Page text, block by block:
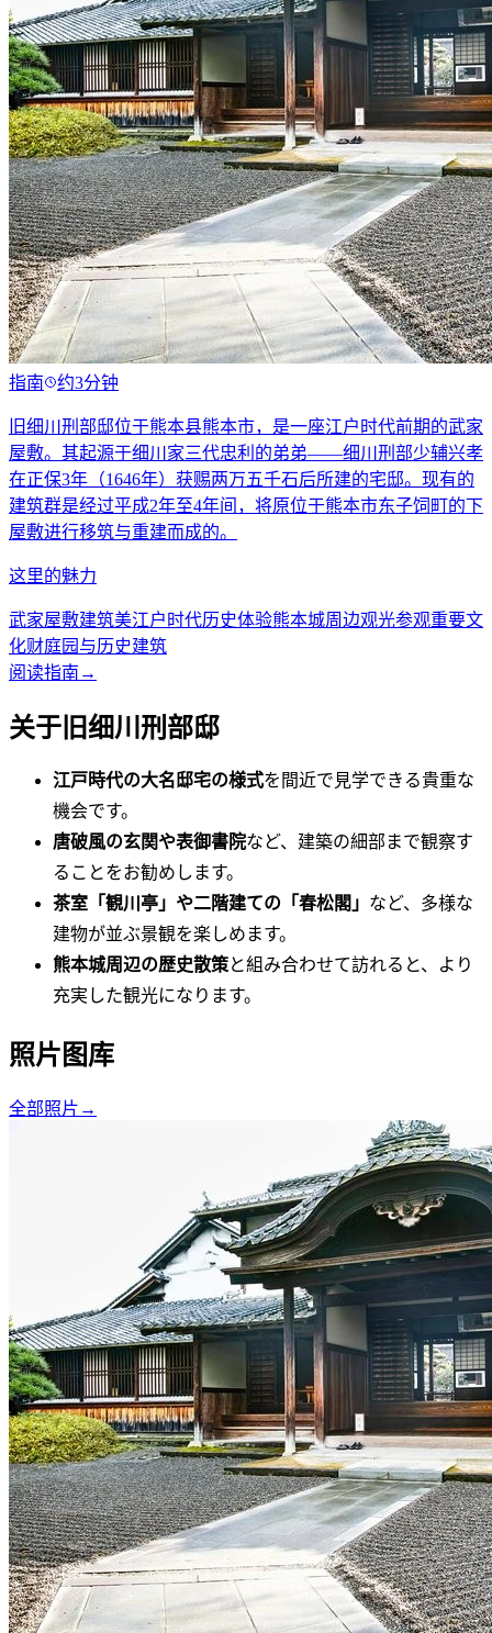
指南 约3分钟
旧细川刑部邸位于熊本县熊本市，是一座江户时代前期的武家
屋敷。其起源于细川家三代忠利的弟弟——细川刑部少辅兴孝
在正保3年（1646年）获赐两万五千石后所建的宅邸。现有的
建筑群是经过平成2年至4年间，将原位于熊本市东子饲町的下
屋敷进行移筑与重建而成的。
这里的魅力
武家屋敷建筑美江户时代历史体验熊本城周边观光参观重要文
化财庭园与历史建筑
阅读指南 →
关于旧细川刑部邸
江戸時代の大名邸宅の様式を間近で見学できる貴重な
機会です。
唐破風の玄関や表御書院など、建築の細部まで観察す
ることをお勧めします。
茶室「観川亭」や二階建ての「春松閣」 など、多様な
建物が並ぶ景観を楽しめます。
熊本城周辺の歴史散策と組み合わせて訪れると、より
充実した観光になります。
照片图库
全部照片 →